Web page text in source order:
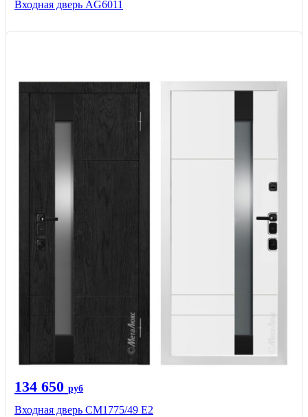
Входная дверь AG6011
134 650 руб
Входная дверь СМ1775/49 Е2